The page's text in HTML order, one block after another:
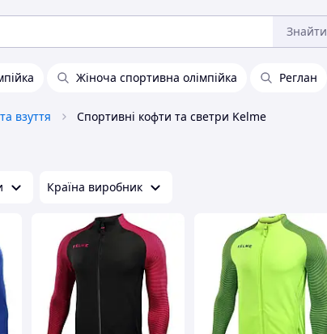
Знайти
Жіноча спортивна олімпійка Реглан
взуття Спортивні кофти та светри Kelme
Країна виробник